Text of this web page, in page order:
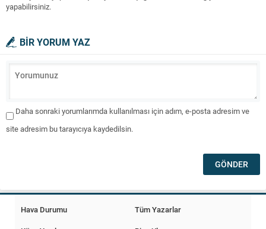
yapabilirsiniz.
BİR YORUM YAZ
Daha sonraki yorumlarımda kullanılması için adım, e-posta adresim ve
site adresim bu tarayıcıya kaydedilsin.
Hava Durumu
Tüm Yazarlar